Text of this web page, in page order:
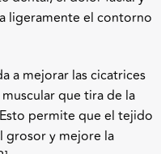
ligeramente el contorno
a mejorar las cicatrices
que tira de la
permite que el tejido
grosor y mejore la